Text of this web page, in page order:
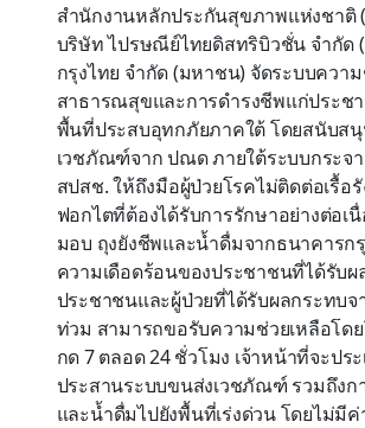
สำนักงานหลักประกันสุขภาพแห่งชาติ
บริษัท ไปรษณีย์ไทยดิสทริบิวชั่น จำกัด
กรุงไทย จำกัด (มหาชน) จัดระบบควา
สาธารณสุขและการดำรงชีพแก่ประช
พื้นที่ประสบอุทกภัยภาคใต้ โดยสนับส
เวชภัณฑ์จาก ปณด ภายใต้ระบบกระจ
สปสช. ให้ถึงมือผู้ป่วยโรคไม่ติดต่อเรื้อรั
ฟอกไตที่ต้องได้รับการรักษาอย่างต่อเ
มอบ ถุงยังชีพและน้ำดื่มจากธนาคารกรุ
ความเดือดร้อนของประชาชนที่ได้รับ
ประชาชนและผู้ป่วยที่ได้รับผลกระทบ
ท่วม สามารถขอรับความช่วยเหลือโด
กด 7 ตลอด 24 ชั่วโมง เจ้าหน้าที่จะป
ประสานระบบขนส่งเวชภัณฑ์ รวมถึงก
และน้ำดื่มไปยังพื้นที่เร่งด่วน โดยไม่มีค่